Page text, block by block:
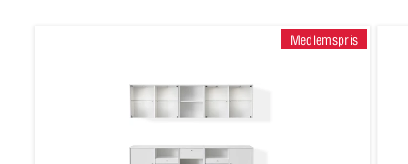
Medlemspris